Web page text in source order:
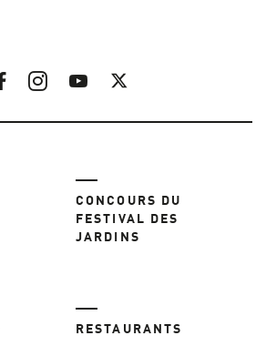
CONCOURS DU
FESTIVAL DES
JARDINS
RESTAURANTS